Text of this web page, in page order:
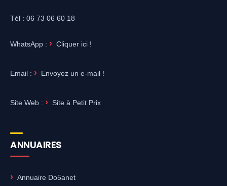
Tél : 06 73 06 60 18
WhatsApp : Cliquer ici !
Email : Envoyez un e-mail !
Site Web : Site à Petit Prix
ANNUAIRES
Annuaire Do5anet